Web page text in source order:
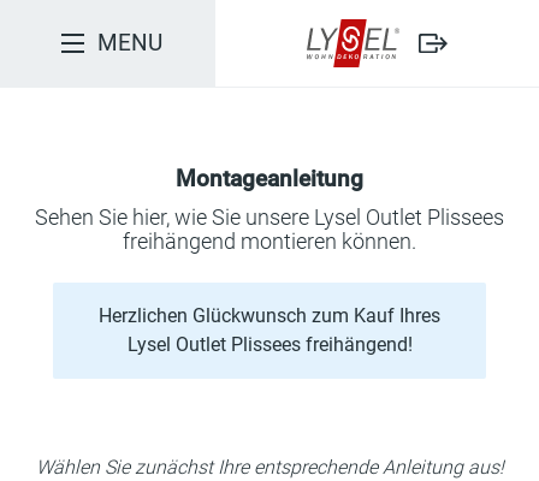
MENU
Anleitung Deckenmontage
Sicherheit und Datenschutz
Montageanleitung
Sehen Sie hier, wie Sie unsere Lysel Outlet Plissees
freihängend montieren können.
Herzlichen Glückwunsch zum Kauf Ihres
Lysel Outlet Plissees freihängend!
Wählen Sie zunächst Ihre entsprechende Anleitung aus!